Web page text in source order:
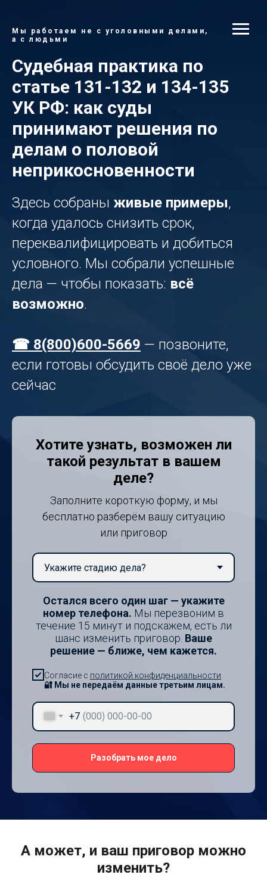
Мы работаем не с уголовными делами,
а с людьми
Судебная практика по
статье 131-132 и 134-135
УК РФ: как суды
принимают решения по
делам о половой
неприкосновенности
Здесь собраны живые примеры,
когда удалось снизить срок,
переквалифицировать и добиться
условного. Мы собрали успешные
дела — чтобы показать: всё
возможно.
☎ 8(800)600-5669 — позвоните,
если готовы обсудить своё дело уже
сейчас
Хотите узнать, возможен ли
такой результат в вашем
деле?
Заполните короткую форму, и мы
бесплатно разберём вашу ситуацию
или приговор
Остался всего один шаг — укажите
номер телефона. Мы перезвоним в
течение 15 минут и подскажем, есть ли
шанс изменить приговор. Ваше
решение — ближе, чем кажется.
Согласие с политикой конфиденциальности
🔐 Мы не передаём данные третьим лицам.
+7
Разобрать мое дело
А может, и ваш приговор можно
изменить?